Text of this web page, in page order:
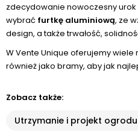
zdecydowanie nowoczesny
wybrać furtkę aluminiową, ze
design, a także trwałość,
W Vente Unique oferujemy
również jako bramy, aby jak
Zobacz także:
Utrzymanie i projekt ogrodu